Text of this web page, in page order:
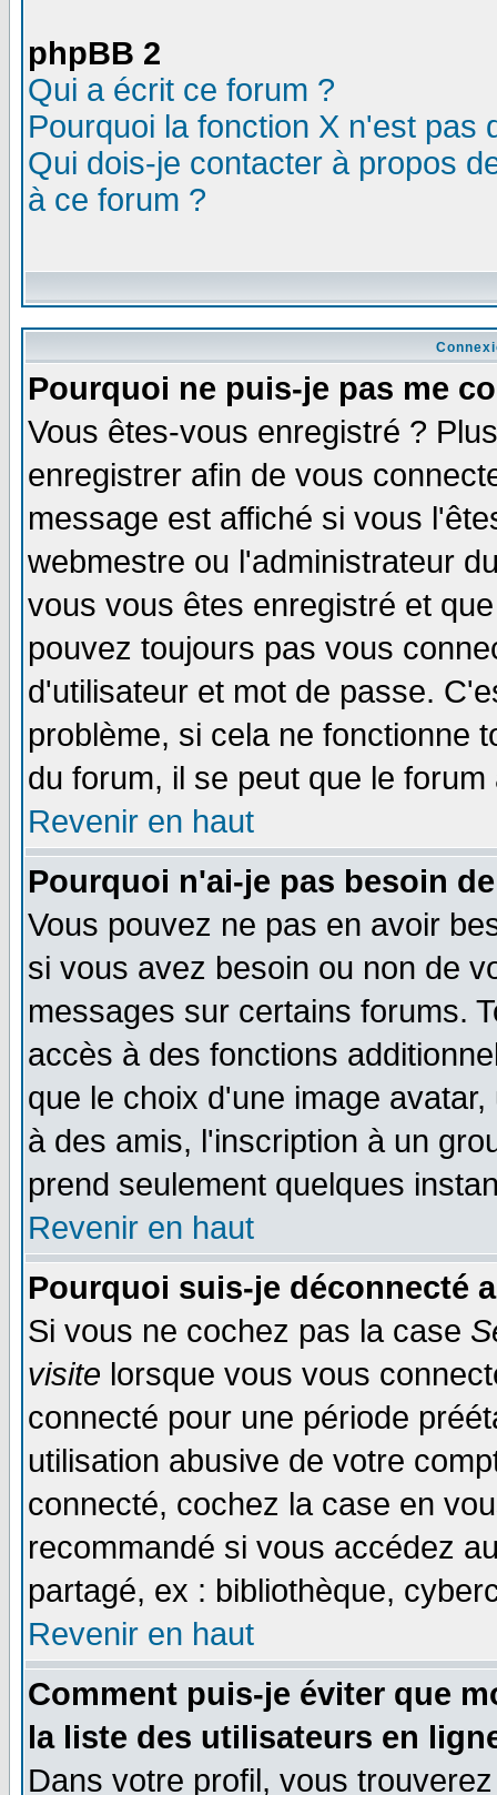
phpBB 2
Qui a écrit ce forum ?
Pourquoi la fonction X n'est pas
Qui dois-je contacter à propos
à ce forum ?
Pourquoi ne puis-je pas me
Vous êtes-vous enregistré ?
enregistrer afin de vous
message est affiché si vous
webmestre ou l'administrateur
vous vous êtes enregistré et
pouvez toujours pas vous
d'utilisateur et mot de passe.
problème, si cela ne fonctionne
du forum, il se peut que le
Revenir en haut
Pourquoi n'ai-je pas besoin
Vous pouvez ne pas en avoir
si vous avez besoin ou non de
messages sur certains forums.
accès à des fonctions
que le choix d'une image
à des amis, l'inscription à un
prend seulement quelques
Revenir en haut
Pourquoi suis-je déconnecté
Si vous ne cochez pas la case
visite lorsque vous vous
connecté pour une période
utilisation abusive de votre
connecté, cochez la case en
recommandé si vous accédez
partagé, ex : bibliothèque,
Revenir en haut
Comment puis-je éviter que
la liste des utilisateurs en
Dans votre profil, vous